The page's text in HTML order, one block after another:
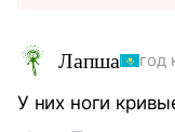
Лапша год
У них ноги